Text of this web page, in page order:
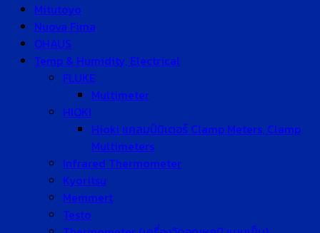
Mitutoyo
Nuova Fima
OHAUS
Temp & Humidity, Electrical
FLUKE
Multimeter
HIOKI
Hioki แคลมป์มิเตอร์ Clamp Meters, Clamp
Multimeters
Infrared Thermometer
Kyoritsu
Memmert
Testo